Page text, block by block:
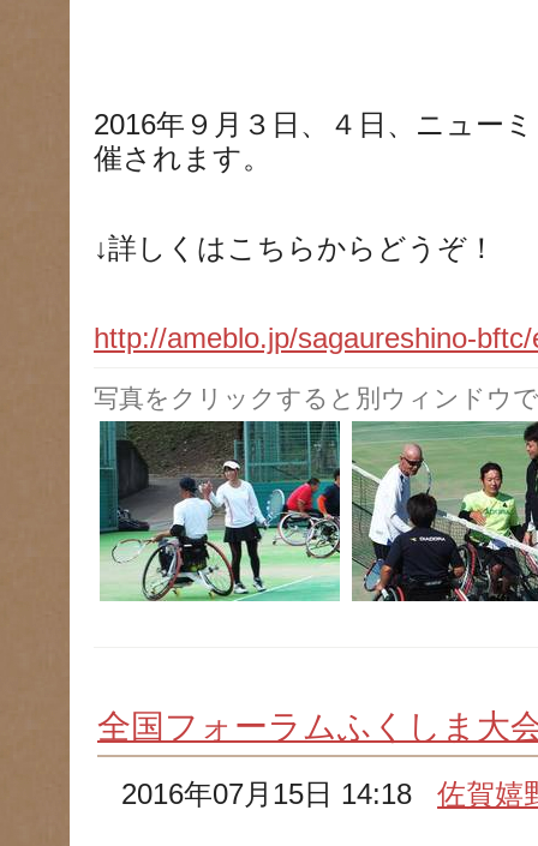
2016年９月３日、４日、ニュー
催されます。
↓詳しくはこちらからどうぞ！
http://ameblo.jp/sagaureshino-
写真をクリックすると別ウィンドウ
全国フォーラムふくしま大
2016年07月15日 14:18佐賀嬉